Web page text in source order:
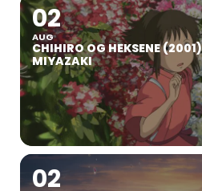
02
AUG
CHIHIRO OG HEKSENE
MIYAZAKI
02